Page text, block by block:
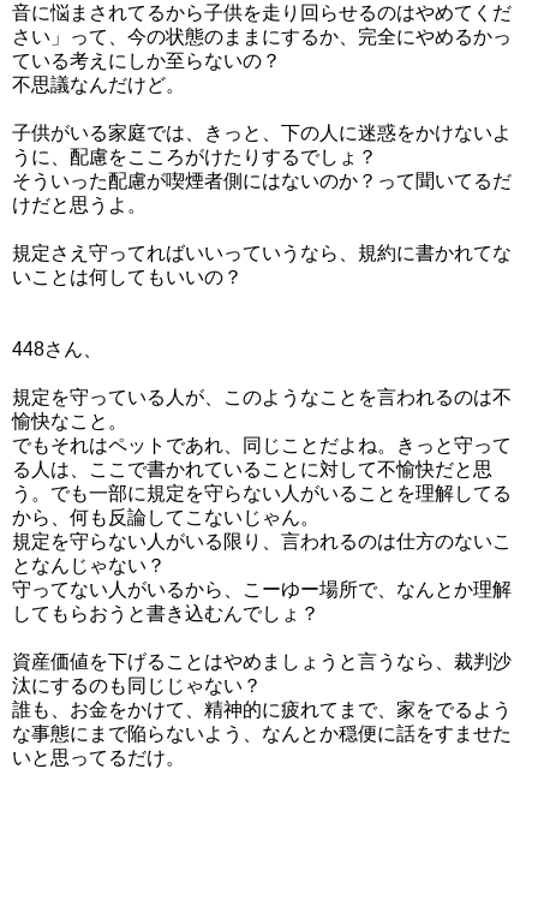
音に悩まされてるから子供を走り回らせるのはやめてくだ
さい」って、今の状態のままにするか、完全にやめるかっ
ている考えにしか至らないの？
不思議なんだけど。
子供がいる家庭では、きっと、下の人に迷惑をかけないよ
うに、配慮をこころがけたりするでしょ？
そういった配慮が喫煙者側にはないのか？って聞いてるだ
けだと思うよ。
規定さえ守ってればいいっていうなら、規約に書かれてな
いことは何してもいいの？
448さん、
規定を守っている人が、このようなことを言われるのは不
愉快なこと。
でもそれはペットであれ、同じことだよね。きっと守って
る人は、ここで書かれていることに対して不愉快だと思
う。でも一部に規定を守らない人がいることを理解してる
から、何も反論してこないじゃん。
規定を守らない人がいる限り、言われるのは仕方のないこ
となんじゃない？
守ってない人がいるから、こーゆー場所で、なんとか理解
してもらおうと書き込むんでしょ？
資産価値を下げることはやめましょうと言うなら、裁判沙
汰にするのも同じじゃない？
誰も、お金をかけて、精神的に疲れてまで、家をでるよう
な事態にまで陥らないよう、なんとか穏便に話をすませた
いと思ってるだけ。